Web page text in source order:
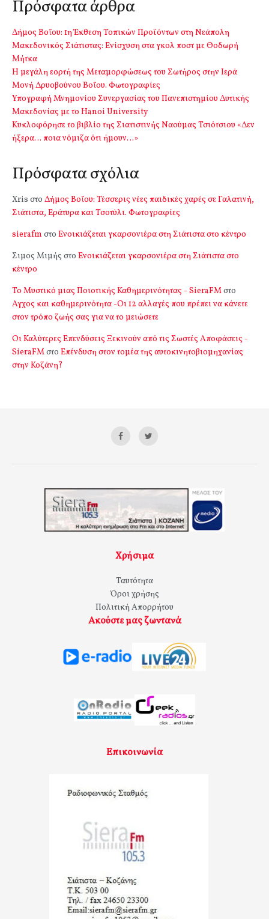
Πρόσφατα άρθρα
Δήμος Βοΐου: 1η Έκθεση Τοπικών Προϊόντων στη Νεάπολη
Μακεδονικός Σιάτιστας: Ενίσχυση στα γκολ ποστ με Θοδωρή
Μήτκα
Η μεγάλη εορτή της Μεταμορφώσεως του Σωτήρος στην Ιερά
Μονή Δρυοβούνου Βοΐου. Φωτογραφίες
Υπογραφή Μνημονίου Συνεργασίας του Πανεπιστημίου Δυτικής
Μακεδονίας με το Hanoi University
Κυκλοφόρησε το βιβλίο της Σιατιστινής Ναούμας Τσιότσιου «Δεν
ήξερα… ποια νόμιζα ότι ήμουν…»
Πρόσφατα σχόλια
Xris στο Δήμος Βοΐου: Τέσσερις νέες παιδικές χαρές σε Γαλατινή,
Σιάτιστα, Εράτυρα και Τσοτύλι. Φωτογραφίες
sierafm στο Ενοικιάζεται γκαρσονιέρα στη Σιάτιστα στο κέντρο
Σιμος Μιμής στο Ενοικιάζεται γκαρσονιέρα στη Σιάτιστα στο
κέντρο
Το Μυστικό μιας Ποιοτικής Καθημερινότητας - SieraFMστο
Αγχος και καθημερινότητα -Οι 12 αλλαγές που πρέπει να κάνετε
στον τρόπο ζωής σας για να το μειώσετε
Οι Καλύτερες Επενδύσεις Ξεκινούν από τις Σωστές Αποφάσεις -
SieraFMστο Επένδυση στον τομέα της αυτοκινητοβιομηχανίας
στην Κοζάνη?
Χρήσιμα
Ταυτότητα
Όροι χρήσης
Πολιτική Απορρήτου
Ακούστε μας ζωντανά
Επικοινωνία